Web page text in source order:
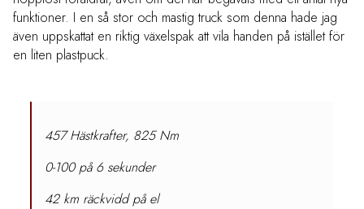
funktioner. I en så stor och mastig truck som denna hade jag
även uppskattat en riktig växelspak att vila handen på istället för
en liten plastpuck.
457 Hästkrafter, 825 Nm
0-100 på 6 sekunder
42 km räckvidd på el